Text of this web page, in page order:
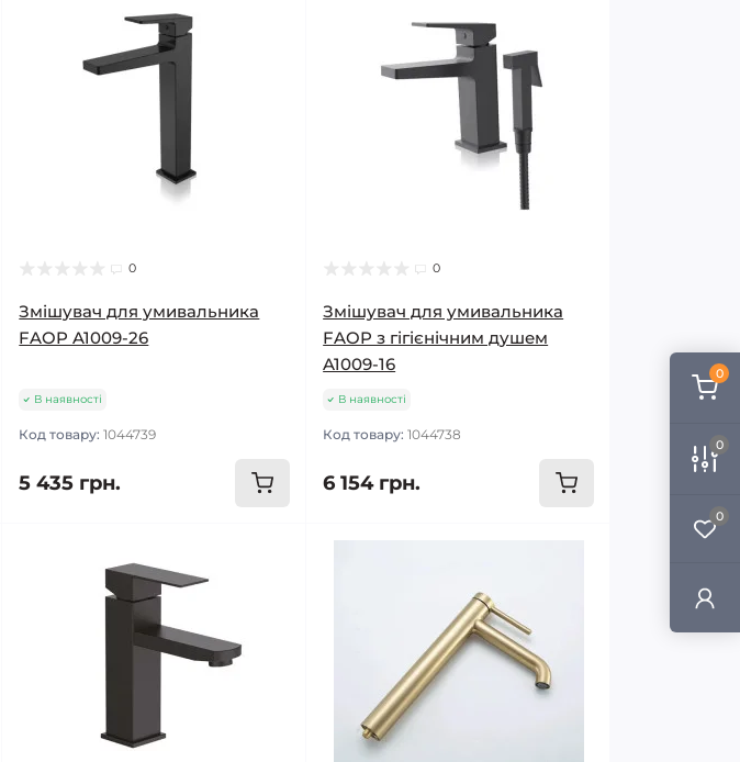
0
0
0
0
Змішувач для умивальника
FAOP A1009-26
В наявності
Код товару:1044739
5 435 грн.
0
Змішувач для умивальника
FAOP з гігієнічним душем
A1009-16
В наявності
Код товару:1044738
6 154 грн.